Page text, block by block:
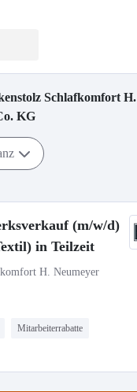
Schlafkomfort H.
KG
(m/w/d)
in Teilzeit
H. Neumeyer
Mitarbeiterrabatte